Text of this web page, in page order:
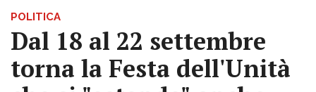
POLITICA
Dal 18 al 22 settembre
torna la Festa dell'Unità